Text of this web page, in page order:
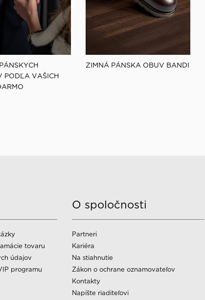
PODĽA VAŠICH
ZIMNÁ PÁNSKA OBUV BANDI
tovaru
údajov
programu
O spoločnosti
Partneri
Kariéra
Na stiahnutie
Zákon o ochrane oznamovateľov
Kontakty
Napíšte riaditeľovi